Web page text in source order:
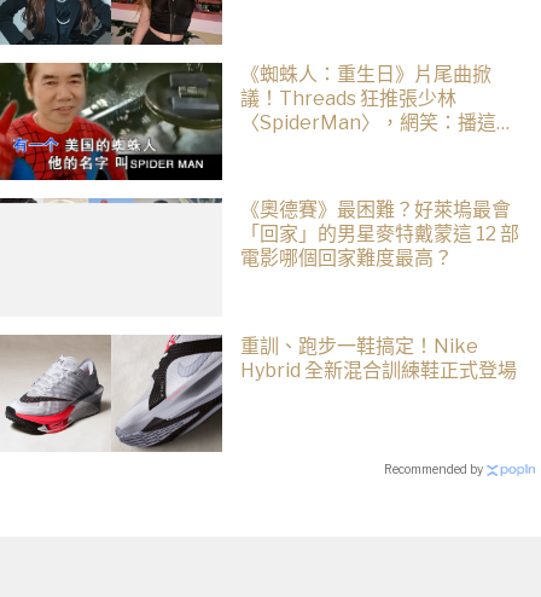
《蜘蛛人：重生日》片尾曲掀
議！Threads 狂推張少林
〈SpiderMan〉，網笑：播這個
《奧德賽》最困難？好萊塢最會
「回家」的男星麥特戴蒙這 12 部
電影哪個回家難度最高？
重訓、跑步一鞋搞定！Nike
Hybrid 全新混合訓練鞋正式登場
Recommended by